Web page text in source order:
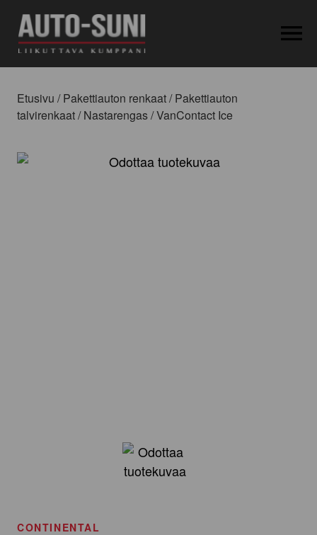
Etusivu /Pakettiauton renkaat/Pakettiauton
talvirenkaat/Nastarengas/ VanContact Ice
CONTINENTAL